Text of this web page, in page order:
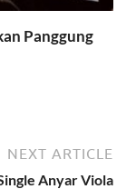
Panggung
NEXT ARTICLE
Anyar Viola